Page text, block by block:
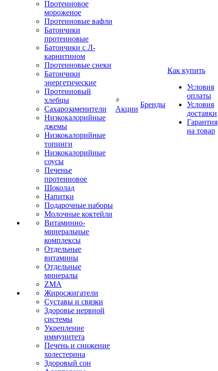
Протеиновое
мороженое
Протеиновые вафли
Батончики
протеиновые
Батончики с Л-
карнитином
Протеиновые снеки
Батончики
энергетические
Протеиновый
хлебцы
Сахарозаменители
Низкокалорийные
джемы
Низкокалорийные
топинги
Низкокалорийные
соусы
Печенье
протеиновое
Шоколад
Напитки
Подарочные наборы
Молочные коктейли
Витаминно-
минеральные
комплексы
Отдельные
витамины
Отдельные
минералы
ZMA
Жиросжигатели
Суставы и связки
Здоровье нервной
системы
Укрепление
иммунитета
Печень и снижение
холестерина
Здоровый сон
Акции
Бренды
Как купить
Условия
оплаты
Условия
доставки
Гарантия
на товар